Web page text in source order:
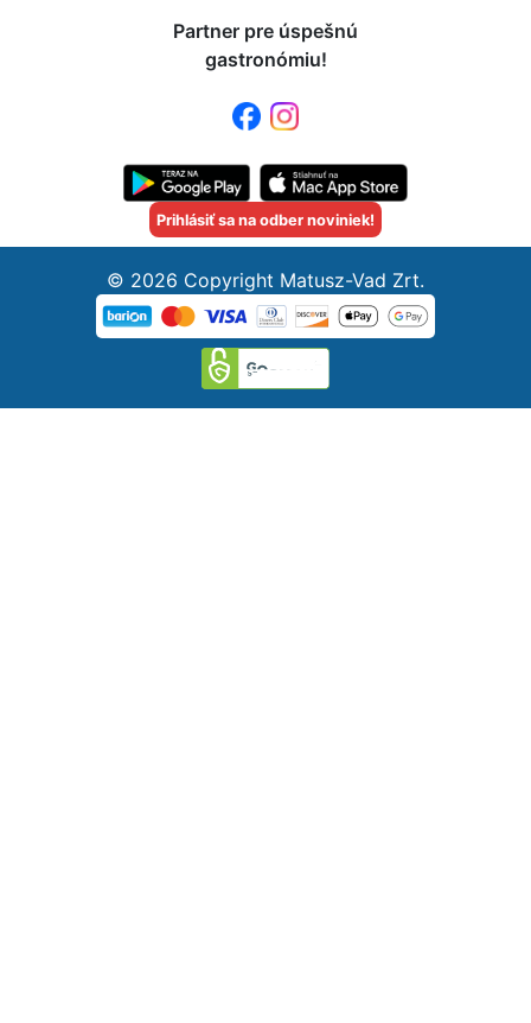
Partner pre úspešnú
gastronómiu!
Prihlásiť sa na odber noviniek!
© 2026 Copyright Matusz-Vad Zrt.